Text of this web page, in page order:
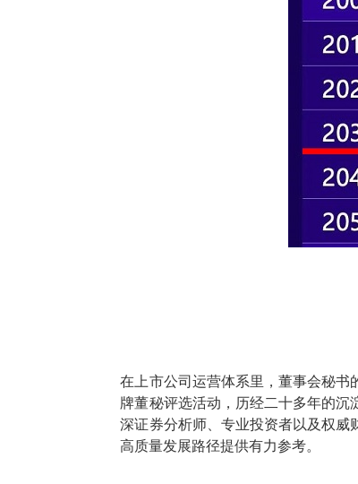
在上市公司运营体系里，董事会秘书
牌董秘评选活动，历经二十多年的
深证券分析师、专业投资者以及权威
高质量发展路径提供有力参考。